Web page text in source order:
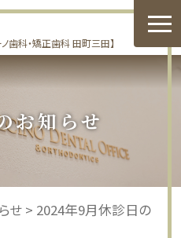
歯科・矯正歯科 田町三田】
お知らせ
せ> 2024年9月休診日の